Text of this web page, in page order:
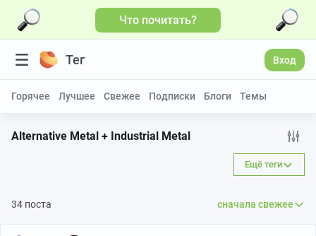
Что почитать?
Тег Вход
Горячее Лучшее Свежее Подписки Блоги Темы
Alternative Metal + Industrial Metal
Ещё теги
34 поста сначала свежее
Больше видео